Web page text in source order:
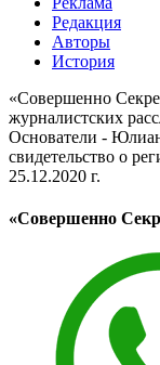
Редакция
Авторы
История
«Совершенно
журналистских
Основатели -
свидетельство о
25.12.2020 г.
«Совершенно